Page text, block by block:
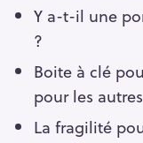
Y a-t-il une
?
Boite à clé
pour les autres
La fragilité